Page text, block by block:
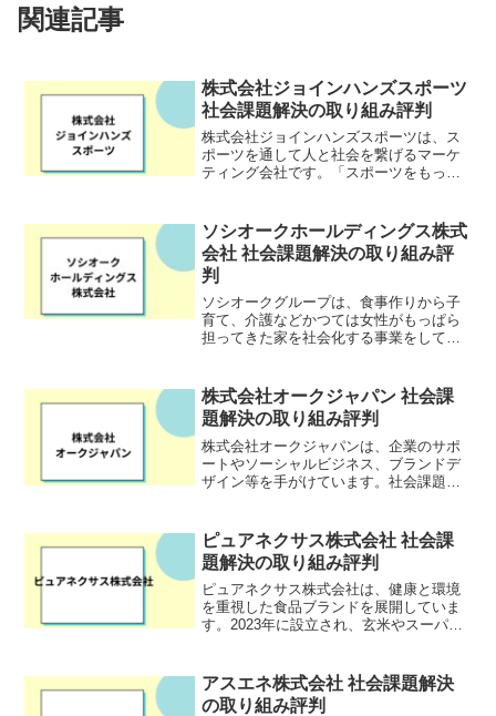
関連記事
株式会社ジョインハンズスポーツ
社会課題解決の取り組み評判
株式会社ジョインハンズスポーツは、ス
ポーツを通して人と社会を繋げるマーケ
ティング会社です。「スポーツをもっと
ブランドのマーケティングサポートをし
ています。HP:
ソシオークホールディングス株式
会社 社会課題解決の取り組み評
判
ソシオークグループは、食事作りから子
育て、介護などかつては女性がもっぱら
担ってきた家を社会化する事業をしてい
ードサービスや子育て支援など幅広い事
業に根付いています。また...
株式会社オークジャパン 社会課
題解決の取り組み評判
株式会社オークジャパンは、企業のサポ
ートやソーシャルビジネス、ブランドデ
ザイン等を手がけています。社会課題の
「De＋Sign」というデザイン手法で、サ
ステナブルな世の中...
ピュアネクサス株式会社 社会課
題解決の取り組み評判
ピュアネクサス株式会社は、健康と環境
を重視した食品ブランドを展開していま
す。2023年に設立され、玄米やスーパー
います。同社は「食も環境も原点に還ろ
う」をスローガンに、...
アスエネ株式会社 社会課題解決
の取り組み評判